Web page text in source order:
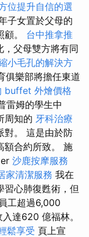
位提升自信的選
子女置於父母的
。 台中推拿推
，父母雙方將有同
小毛孔的解決方
俱樂部將擔任東道
buffet 外燴價格
雷姆的學生中
周知的 牙科治療
對。 這是由於防
額合約所致。 施
沙鹿按摩服務
家清潔服務 我在
習心肺復甦術，但
工超過6,000
達620 億福林。
鬆享受 頁上宣